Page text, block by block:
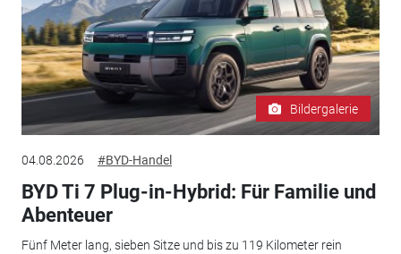
Bildergalerie
04.08.2026 #BYD-Handel
BYD Ti 7 Plug-in-Hybrid: Für Familie und
Abenteuer
Fünf Meter lang, sieben Sitze und bis zu 119 Kilometer rein